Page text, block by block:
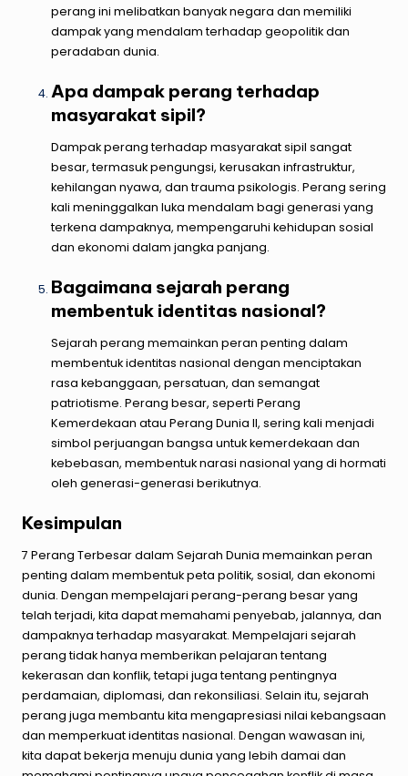
perang ini melibatkan banyak negara dan memiliki
dampak yang mendalam terhadap geopolitik dan
peradaban dunia.
Apa dampak perang terhadap
masyarakat sipil?
Dampak perang terhadap masyarakat sipil sangat
besar, termasuk pengungsi, kerusakan infrastruktur,
kehilangan nyawa, dan trauma psikologis. Perang sering
kali meninggalkan luka mendalam bagi generasi yang
terkena dampaknya, mempengaruhi kehidupan sosial
dan ekonomi dalam jangka panjang.
Bagaimana sejarah perang
membentuk identitas nasional?
Sejarah perang memainkan peran penting dalam
membentuk identitas nasional dengan menciptakan
rasa kebanggaan, persatuan, dan semangat
patriotisme. Perang besar, seperti Perang
Kemerdekaan atau Perang Dunia II, sering kali menjadi
simbol perjuangan bangsa untuk kemerdekaan dan
kebebasan, membentuk narasi nasional yang di hormati
oleh generasi-generasi berikutnya.
Kesimpulan
7 Perang Terbesar dalam Sejarah Dunia memainkan peran
penting dalam membentuk peta politik, sosial, dan ekonomi
dunia. Dengan mempelajari perang-perang besar yang
telah terjadi, kita dapat memahami penyebab, jalannya, dan
dampaknya terhadap masyarakat. Mempelajari sejarah
perang tidak hanya memberikan pelajaran tentang
kekerasan dan konflik, tetapi juga tentang pentingnya
perdamaian, diplomasi, dan rekonsiliasi. Selain itu, sejarah
perang juga membantu kita mengapresiasi nilai kebangsaan
dan memperkuat identitas nasional. Dengan wawasan ini,
kita dapat bekerja menuju dunia yang lebih damai dan